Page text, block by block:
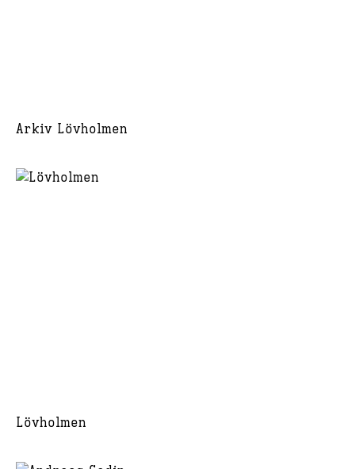
Arkiv Lövholmen
Lövholmen